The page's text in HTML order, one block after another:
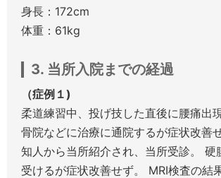
身長：172cm
体重：61kg
3. 当所入院までの経過
（症例１)
柔道練習中、投げ技した直後に腰痛出
骨院などに治療に通院するが症状改善せ
知人から当所紹介され、当所受診。 硬
受けるが症状改善せず。 MRI検査の結